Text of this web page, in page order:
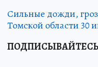
Сильные дожди,
Томской области 30
ПОДПИСЫВАЙТЕСЬ